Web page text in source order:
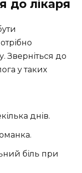
до лікаря
Зверніться до
у таких
днів.
біль при